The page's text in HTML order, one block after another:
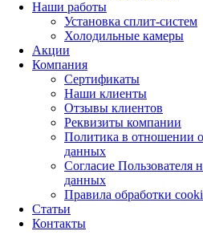
Наши работы
Установка сплит-систем
Холодильные камеры
Акции
Компания
Сертификаты
Наши клиенты
Отзывы клиентов
Реквизиты компании
Политика в отношении
данных
Согласие Пользователя
данных
Правила обработки
Статьи
Контакты